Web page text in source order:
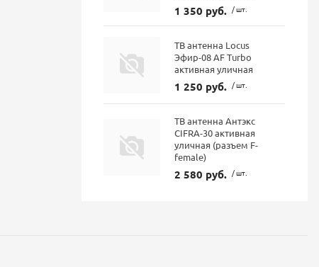
1 350 руб. / шт.
ТВ антенна Locus
Эфир-08 AF Turbo
активная уличная
1 250 руб. / шт.
ТВ антенна Антэкс
CIFRA-30 активная
уличная (разъем F-
female)
2 580 руб. / шт.